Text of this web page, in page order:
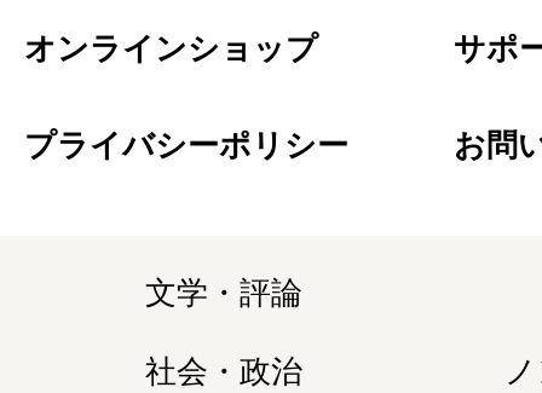
オンラインショップ サポ
プライバシーポリシー お問
文学・評論
社会・政治